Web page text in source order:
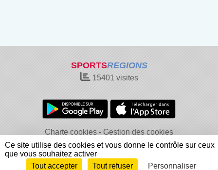
SPORTSREGIONS
15401 visites
Charte cookies
Gestion des cookies
Informations légales
Signaler un contenu inapproprié
Envie de participer ? Connexion
Ce site utilise des cookies et vous donne le contrôle sur ceux
que vous souhaitez activer
Tout accepter
Tout refuser Personnaliser